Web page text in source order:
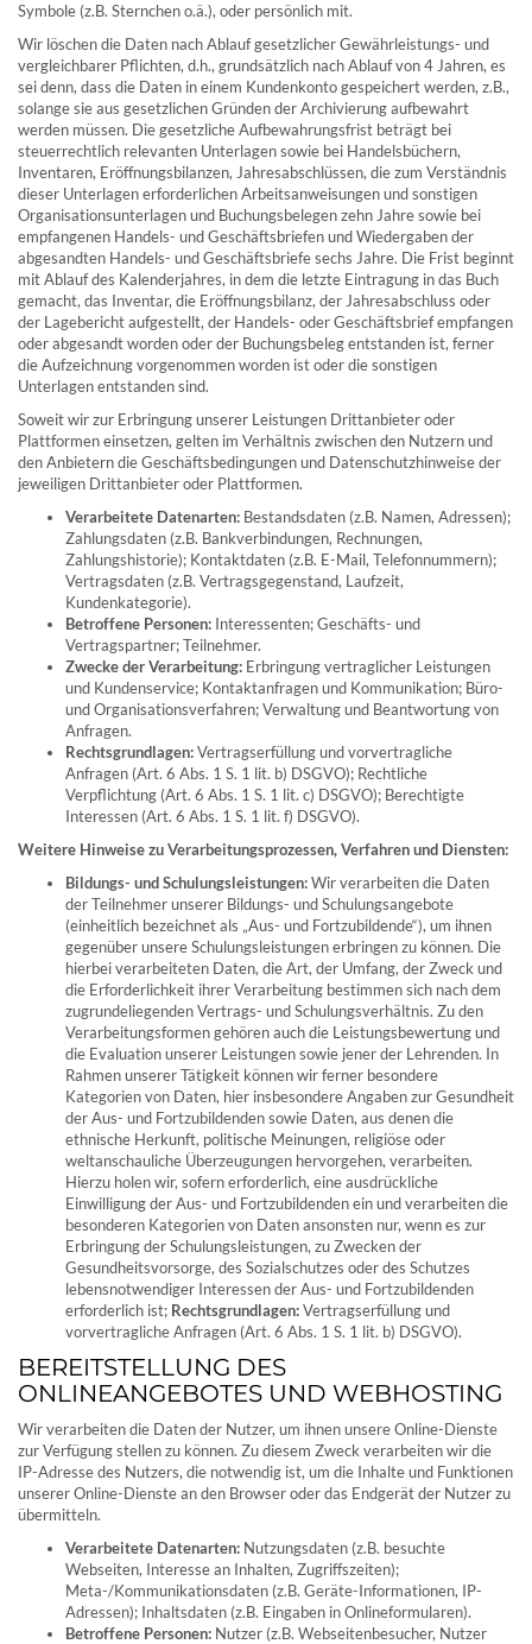
Symbole (z.B. Sternchen o.ä.), oder persönlich mit.
Wir löschen die Daten nach Ablauf gesetzlicher Gewährleistungs- und
vergleichbarer Pflichten, d.h., grundsätzlich nach Ablauf von 4 Jahren, es
sei denn, dass die Daten in einem Kundenkonto gespeichert werden, z.B.,
solange sie aus gesetzlichen Gründen der Archivierung aufbewahrt
werden müssen. Die gesetzliche Aufbewahrungsfrist beträgt bei
steuerrechtlich relevanten Unterlagen sowie bei Handelsbüchern,
Inventaren, Eröffnungsbilanzen, Jahresabschlüssen, die zum Verständnis
dieser Unterlagen erforderlichen Arbeitsanweisungen und sonstigen
Organisationsunterlagen und Buchungsbelegen zehn Jahre sowie bei
empfangenen Handels- und Geschäftsbriefen und Wiedergaben der
abgesandten Handels- und Geschäftsbriefe sechs Jahre. Die Frist beginnt
mit Ablauf des Kalenderjahres, in dem die letzte Eintragung in das Buch
gemacht, das Inventar, die Eröffnungsbilanz, der Jahresabschluss oder
der Lagebericht aufgestellt, der Handels- oder Geschäftsbrief empfangen
oder abgesandt worden oder der Buchungsbeleg entstanden ist, ferner
die Aufzeichnung vorgenommen worden ist oder die sonstigen
Unterlagen entstanden sind.
Soweit wir zur Erbringung unserer Leistungen Drittanbieter oder
Plattformen einsetzen, gelten im Verhältnis zwischen den Nutzern und
den Anbietern die Geschäftsbedingungen und Datenschutzhinweise der
jeweiligen Drittanbieter oder Plattformen.
Verarbeitete Datenarten: Bestandsdaten (z.B. Namen, Adressen);
Zahlungsdaten (z.B. Bankverbindungen, Rechnungen,
Zahlungshistorie); Kontaktdaten (z.B. E-Mail, Telefonnummern);
Vertragsdaten (z.B. Vertragsgegenstand, Laufzeit,
Kundenkategorie).
Betroffene Personen: Interessenten; Geschäfts- und
Vertragspartner; Teilnehmer.
Zwecke der Verarbeitung: Erbringung vertraglicher Leistungen
und Kundenservice; Kontaktanfragen und Kommunikation; Büro-
und Organisationsverfahren; Verwaltung und Beantwortung von
Anfragen.
Rechtsgrundlagen:Vertragserfüllung und vorvertragliche
Anfragen (Art. 6 Abs. 1 S. 1 lit. b) DSGVO); Rechtliche
Verpflichtung (Art. 6 Abs. 1 S. 1 lit. c) DSGVO); Berechtigte
Interessen (Art. 6 Abs. 1 S. 1 lit. f) DSGVO).
Weitere Hinweise zu Verarbeitungsprozessen, Verfahren und Diensten:
Bildungs- und Schulungsleistungen:Wir verarbeiten die Daten
der Teilnehmer unserer Bildungs- und Schulungsangebote
(einheitlich bezeichnet als „Aus- und Fortzubildende“), um ihnen
gegenüber unsere Schulungsleistungen erbringen zu können. Die
hierbei verarbeiteten Daten, die Art, der Umfang, der Zweck und
die Erforderlichkeit ihrer Verarbeitung bestimmen sich nach dem
zugrundeliegenden Vertrags- und Schulungsverhältnis. Zu den
Verarbeitungsformen gehören auch die Leistungsbewertung und
die Evaluation unserer Leistungen sowie jener der Lehrenden. In
Rahmen unserer Tätigkeit können wir ferner besondere
Kategorien von Daten, hier insbesondere Angaben zur Gesundheit
der Aus- und Fortzubildenden sowie Daten, aus denen die
ethnische Herkunft, politische Meinungen, religiöse oder
weltanschauliche Überzeugungen hervorgehen, verarbeiten.
Hierzu holen wir, sofern erforderlich, eine ausdrückliche
Einwilligung der Aus- und Fortzubildenden ein und verarbeiten die
besonderen Kategorien von Daten ansonsten nur, wenn es zur
Erbringung der Schulungsleistungen, zu Zwecken der
Gesundheitsvorsorge, des Sozialschutzes oder des Schutzes
lebensnotwendiger Interessen der Aus- und Fortzubildenden
erforderlich ist; Rechtsgrundlagen:Vertragserfüllung und
vorvertragliche Anfragen (Art. 6 Abs. 1 S. 1 lit. b) DSGVO).
BEREITSTELLUNG DES
ONLINEANGEBOTES UND WEBHOSTING
Wir verarbeiten die Daten der Nutzer, um ihnen unsere Online-Dienste
zur Verfügung stellen zu können. Zu diesem Zweck verarbeiten wir die
IP-Adresse des Nutzers, die notwendig ist, um die Inhalte und Funktionen
unserer Online-Dienste an den Browser oder das Endgerät der Nutzer zu
übermitteln.
Verarbeitete Datenarten: Nutzungsdaten (z.B. besuchte
Webseiten, Interesse an Inhalten, Zugriffszeiten);
Meta-/Kommunikationsdaten (z.B. Geräte-Informationen, IP-
Adressen); Inhaltsdaten (z.B. Eingaben in Onlineformularen).
Betroffene Personen: Nutzer (z.B. Webseitenbesucher, Nutzer